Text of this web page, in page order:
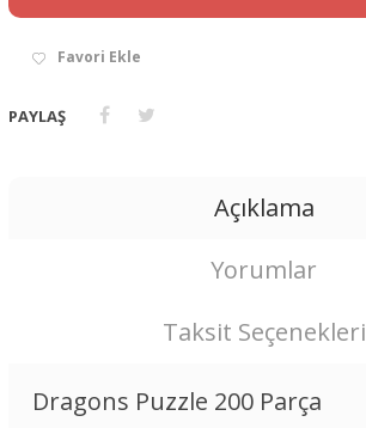
Favori Ekle
PAYLAŞ
Açıklama
Yorumlar
Taksit Seçenekleri
Dragons Puzzle 200 Parça